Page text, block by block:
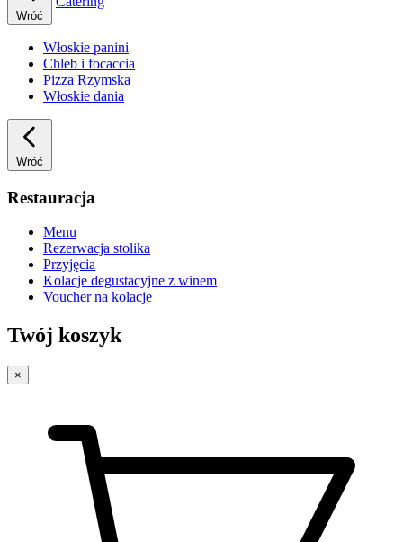
Wróć
Włoskie panini
Chleb i focaccia
Pizza Rzymska
Włoskie dania
Wróć
Restauracja
Menu
Rezerwacja stolika
Przyjęcia
Kolacje degustacyjne z winem
Voucher na kolacje
Twój koszyk
×